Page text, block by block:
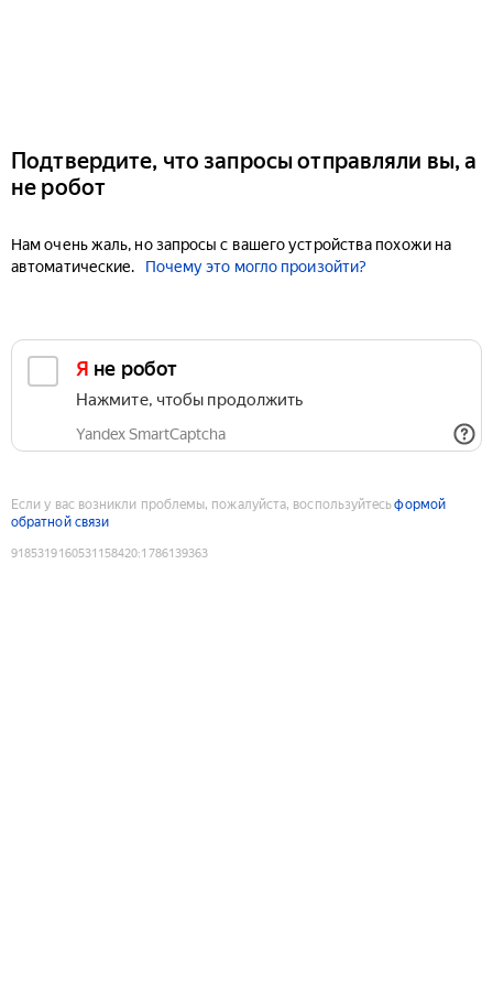
Подтвердите, что запросы отправляли вы, а
не робот
Нам очень жаль, но запросы с вашего устройства похожи на
автоматические.
Почему это могло произойти?
Я не робот
Нажмите, чтобы продолжить
Yandex SmartCaptcha
Если у вас возникли проблемы, пожалуйста, воспользуйтесьформой
обратной связи
9185319160531158420:1786139363